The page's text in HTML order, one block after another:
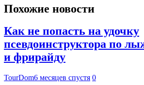
Похожие новости
Как не попасть на удочку
псевдоинструктора по
и фрирайду
TourDom6 месяцев спустя 0